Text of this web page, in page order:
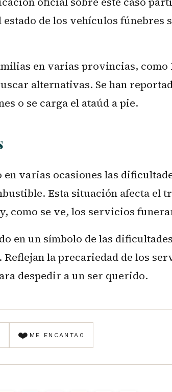
de los vehículos fúnebres
en varias provincias,
alternativas. Se han
o se carga el ataúd a pie.
varias ocasiones las
Esta situación afecta el
como se ve, los servicios
en un símbolo de las
la precariedad de los
despedir a un ser querido.
❤️ ME ENCANTA 0